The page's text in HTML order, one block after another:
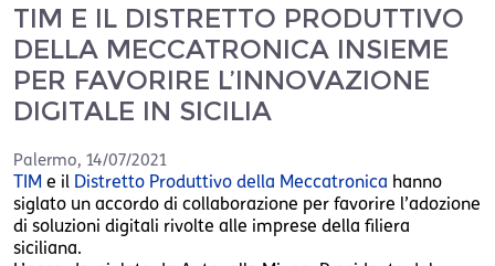
TIM E IL DISTRETTO PRODUTTIVO
DELLA MECCATRONICA INSIEME
PER FAVORIRE L’INNOVAZIONE
DIGITALE IN SICILIA
Palermo, 14/07/2021
TIM e il Distretto Produttivo della Meccatronica hanno
siglato un accordo di collaborazione per favorire l’adozione
di soluzioni digitali rivolte alle imprese della filiera
siciliana.